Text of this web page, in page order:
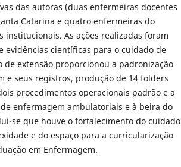
das autoras (duas enfermeiras docentes
Catarina e quatro enfermeiras do
institucionais. As ações realizadas foram
evidências científicas para o cuidado de
de extensão proporcionou a padronização
e seus registros, produção de 14 folders
procedimentos operacionais padrão e a
enfermagem ambulatoriais e à beira do
se que houve o fortalecimento do cuidado
e do espaço para a curricularização
em Enfermagem.